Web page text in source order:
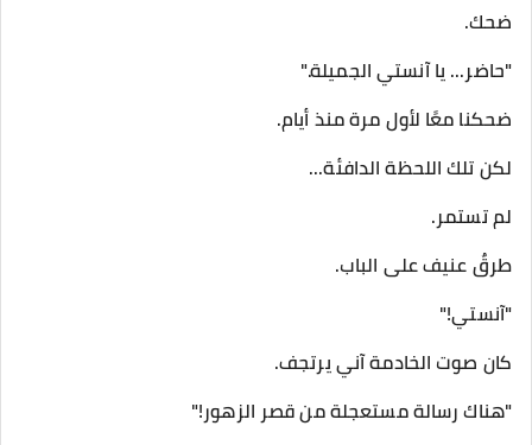
ضحك.
"حاضر... يا آنستي الجميلة."
ضحكنا معًا لأول مرة منذ أيام.
لكن تلك اللحظة الدافئة...
لم تستمر.
طرقٌ عنيف على الباب.
"آنستي!"
كان صوت الخادمة آني يرتجف.
"هناك رسالة مستعجلة من قصر الزهور!"